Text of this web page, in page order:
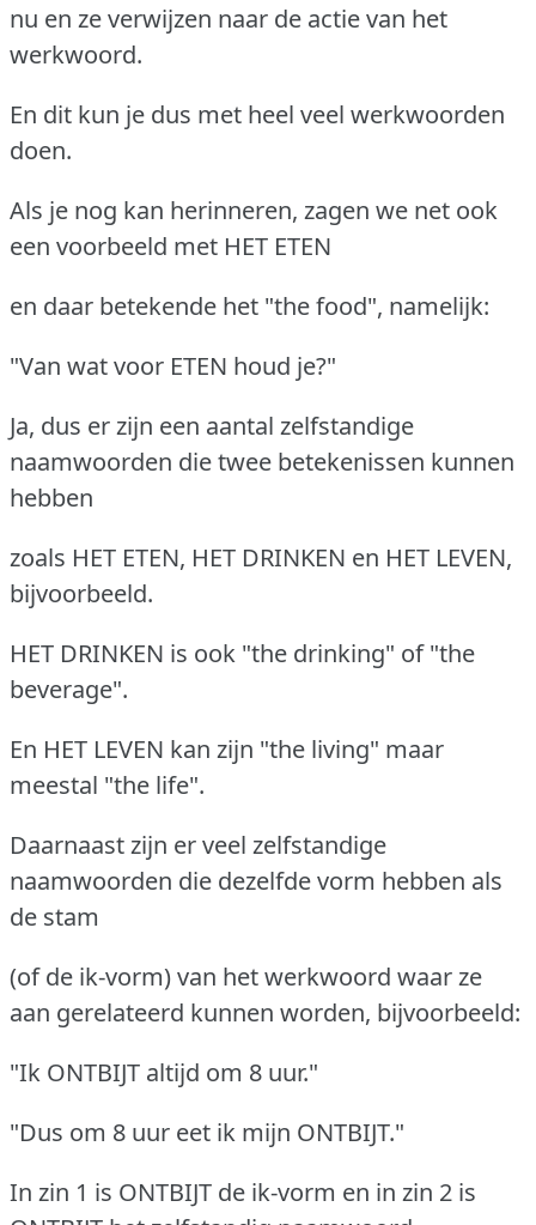
nu en ze verwijzen naar de actie van het
werkwoord.
En dit kun je dus met heel veel werkwoorden
doen.
Als je nog kan herinneren, zagen we net ook
een voorbeeld met HET ETEN
en daar betekende het "the food", namelijk:
"Van wat voor ETEN houd je?"
Ja, dus er zijn een aantal zelfstandige
naamwoorden die twee betekenissen kunnen
hebben
zoals HET ETEN, HET DRINKEN en HET LEVEN,
bijvoorbeeld.
HET DRINKEN is ook "the drinking" of "the
beverage".
En HET LEVEN kan zijn "the living" maar
meestal "the life".
Daarnaast zijn er veel zelfstandige
naamwoorden die dezelfde vorm hebben als
de stam
(of de ik-vorm) van het werkwoord waar ze
aan gerelateerd kunnen worden, bijvoorbeeld:
"Ik ONTBIJT altijd om 8 uur."
"Dus om 8 uur eet ik mijn ONTBIJT."
In zin 1 is ONTBIJT de ik-vorm en in zin 2 is